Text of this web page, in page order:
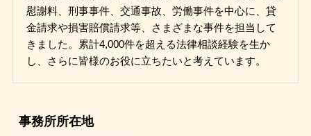
慰謝料、刑事事件、交通事故、労働事件を中心に、貸
金請求や損害賠償請求等、さまざまな事件を担当して
きました。累計4,000件を超える法律相談経験を生か
し、さらに皆様のお役に立ちたいと考えています。
事務所所在地